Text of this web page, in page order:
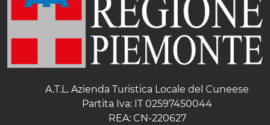
A.T.L. Azienda Turistica Locale del Cuneese
Partita Iva: IT 02597450044
REA: CN-220627